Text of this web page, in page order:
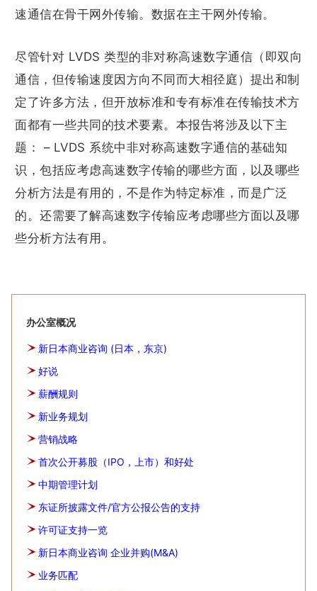
速通信在骨干网外传输。数据在主干网外传输。
尽管针对 LVDS 类型的非对称高速数字通信（即双向
通信，但传输速度因方向不同而大相径庭）提出和制
定了许多方法，但开放标准和专有标准在传输技术方
面都有一些共同的技术要素。本报告将涉及以下主
题： – LVDS 系统中非对称高速数字通信的基础知
识，包括应考虑高速数字传输的哪些方面，以及哪些
分析方法是有用的，不是作为特定标准，而是广泛
的。还需要了解高速数字传输应考虑哪些方面以及哪
些分析方法有用。
办公室概况
新日本商业咨询 (日本，东京)
好说
薪酬规则
新业务规划
营销战略
首次公开募股（IPO，上市）和好处
中期管理计划
东证所披露文件/官方公报公告的支持
许可证支持一览
新日本商业咨询 企业并购(M&A)
业务匹配